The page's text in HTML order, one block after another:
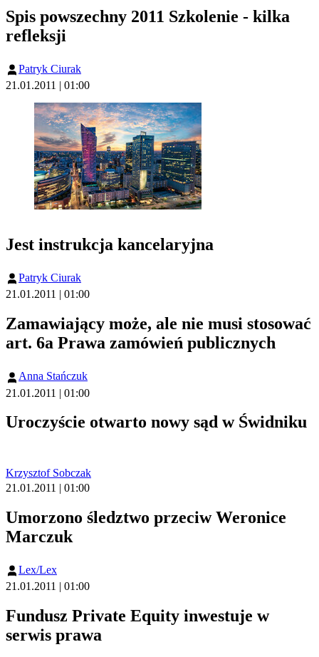
Spis powszechny 2011 Szkolenie - kilka
refleksji
Patryk Ciurak
21.01.2011 | 01:00
Jest instrukcja kancelaryjna
Patryk Ciurak
21.01.2011 | 01:00
Zamawiający może, ale nie musi stosować
art. 6a Prawa zamówień publicznych
Anna Stańczuk
21.01.2011 | 01:00
Uroczyście otwarto nowy sąd w Świdniku
Krzysztof Sobczak
21.01.2011 | 01:00
Umorzono śledztwo przeciw Weronice
Marczuk
Lex/Lex
21.01.2011 | 01:00
Fundusz Private Equity inwestuje w
serwis prawa